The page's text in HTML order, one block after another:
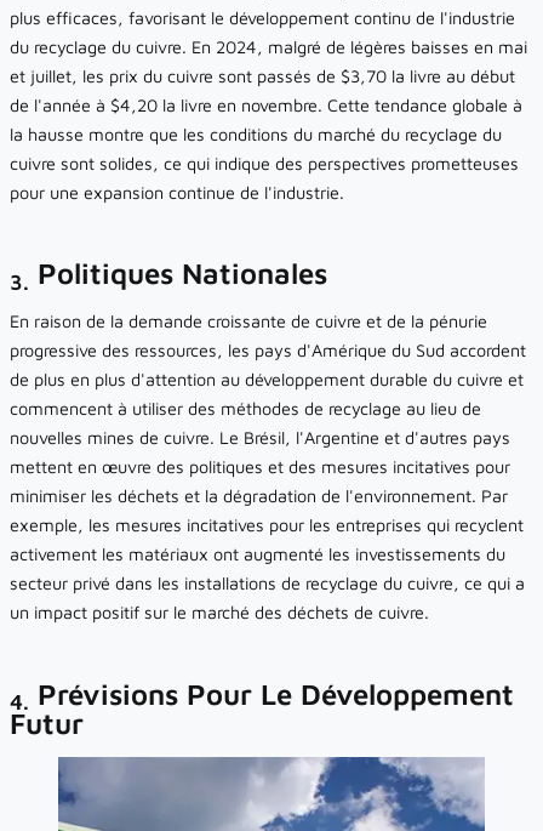
plus efficaces, favorisant le développement continu de l'industrie
du recyclage du cuivre. En 2024, malgré de légères baisses en mai
et juillet, les prix du cuivre sont passés de $3,70 la livre au début
de l'année à $4,20 la livre en novembre. Cette tendance globale à
la hausse montre que les conditions du marché du recyclage du
cuivre sont solides, ce qui indique des perspectives prometteuses
pour une expansion continue de l'industrie.
3. Politiques Nationales
En raison de la demande croissante de cuivre et de la pénurie
progressive des ressources, les pays d'Amérique du Sud accordent
de plus en plus d'attention au développement durable du cuivre et
commencent à utiliser des méthodes de recyclage au lieu de
nouvelles mines de cuivre. Le Brésil, l'Argentine et d'autres pays
mettent en œuvre des politiques et des mesures incitatives pour
minimiser les déchets et la dégradation de l'environnement. Par
exemple, les mesures incitatives pour les entreprises qui recyclent
activement les matériaux ont augmenté les investissements du
secteur privé dans les installations de recyclage du cuivre, ce qui a
un impact positif sur le marché des déchets de cuivre.
4. Prévisions Pour Le Développement
Futur